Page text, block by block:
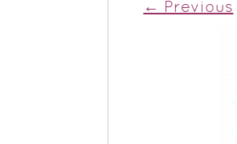
← Previous